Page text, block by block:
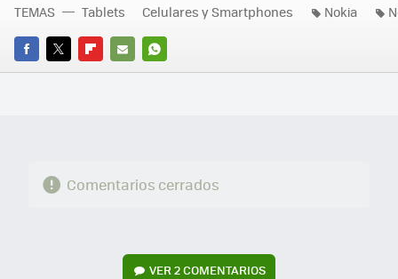
FACEBOOK
TWITTERFLIPBOARD
E-
WHATSAPP
TEMAS Tablets Celulares y Smartphones Nokia
Comentarios cerrados
VER2 COMENTARIOS